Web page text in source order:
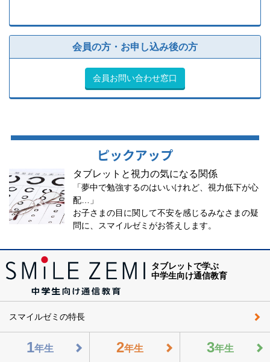
会員の方・お申し込み後の方
会員お問い合わせ窓口
ピックアップ
タブレットと視力の気になる関係
「夢中で勉強するのはいいけれど、視力低下が心
配…」
お子さまの目に関して不安を感じるみなさまの疑
問に、スマイルゼミがお答えします。
タブレットで学ぶ
中学生向け通信教育
スマイルゼミの特長
1年生 2年生 3年生